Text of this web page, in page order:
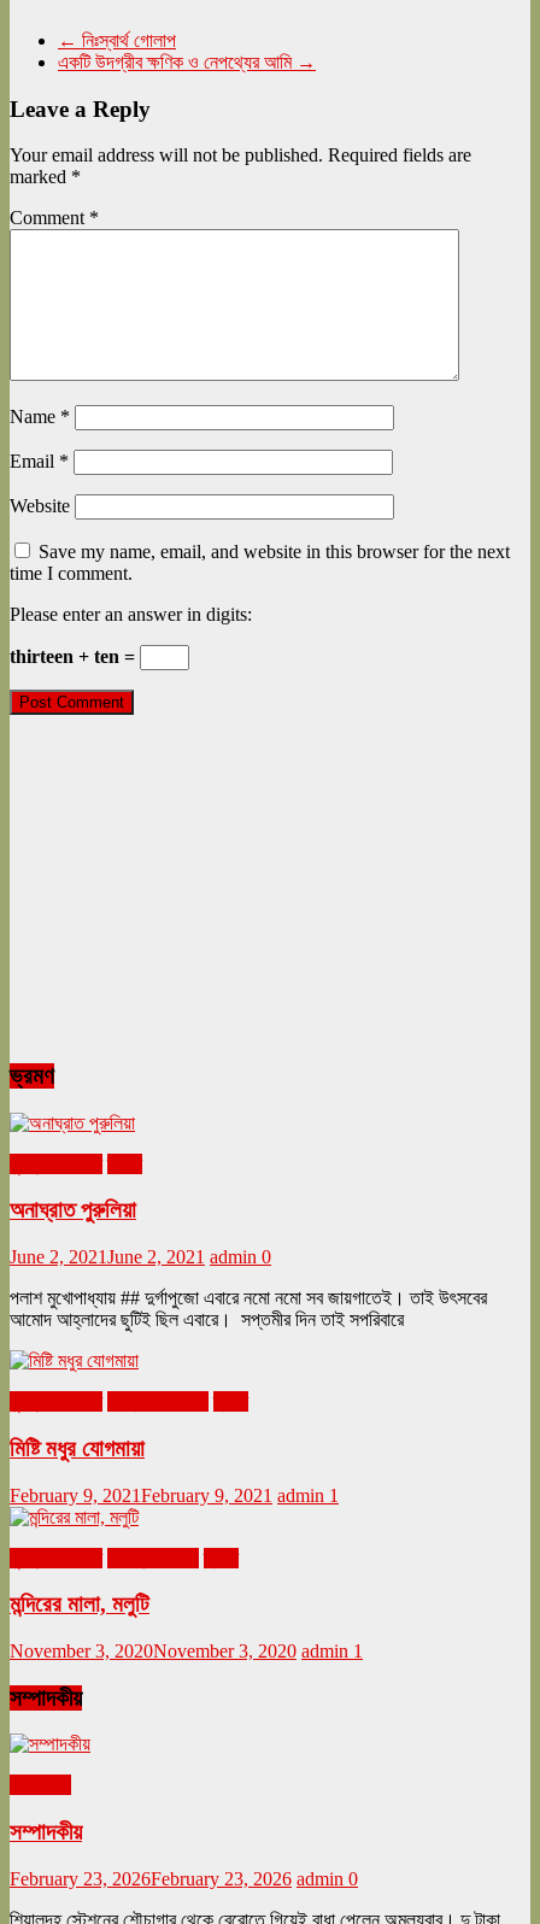
← নিঃস্বার্থ গোলাপ
একটি উদগ্রীব ক্ষণিক ও নেপথ্যের আমি →
Leave a Reply
Your email address will not be published. Required fields are
marked *
Comment *
Name *
Email *
Website
Save my name, email, and website in this browser for the next
time I comment.
Please enter an answer in digits:
thirteen + ten =
ভ্রমণ
অনাঘ্রাত পুরুলিয়া
June 2, 2021June 2, 2021 admin 0
পলাশ মুখোপাধ্যায় ## দুর্গাপুজো এবারে নমো নমো সব জায়গাতেই। তাই উৎসবের
আমোদ আহ্লাদের ছুটিই ছিল এবারে। সপ্তমীর দিন তাই সপরিবারে
মিষ্টি মধুর যোগমায়া
February 9, 2021February 9, 2021 admin 1
মন্দিরের মালা, মলুটি
November 3, 2020November 3, 2020 admin 1
সম্পাদকীয়
সম্পাদকীয়
February 23, 2026February 23, 2026 admin 0
শিয়ালদহ স্টেশনের শৌচাগার থেকে বেরোতে গিয়েই বাধা পেলেন অমূল্যবাবু। দু টাকা